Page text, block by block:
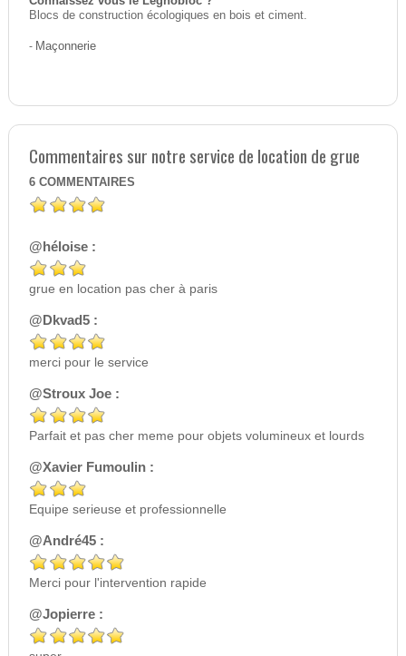
Blocs de construction écologiques en bois et ciment.
- Maçonnerie
Commentaires sur notre service de location de grue
6 COMMENTAIRES
@héloise :
grue en location pas cher à paris
@Dkvad5 :
merci pour le service
@Stroux Joe :
Parfait et pas cher meme pour objets volumineux et lourds
@Xavier Fumoulin :
Equipe serieuse et professionnelle
@André45 :
Merci pour l'intervention rapide
@Jopierre :